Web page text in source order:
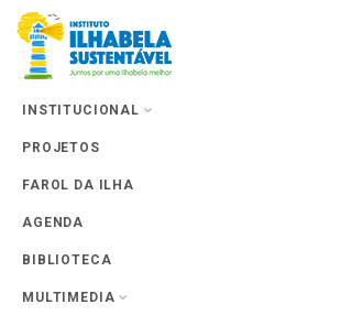
INSTITUCIONAL
PROJETOS
FAROL DA ILHA
AGENDA
BIBLIOTECA
MULTIMEDIA